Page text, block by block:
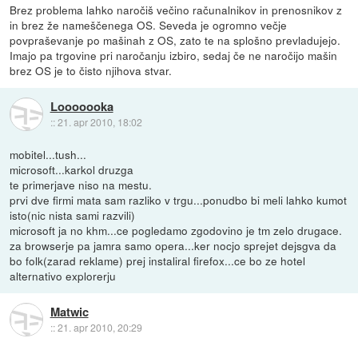
Brez problema lahko naročiš večino računalnikov in prenosnikov z
in brez že nameščenega OS. Seveda je ogromno večje
povpraševanje po mašinah z OS, zato te na splošno prevladujejo.
Imajo pa trgovine pri naročanju izbiro, sedaj če ne naročijo mašin
brez OS je to čisto njihova stvar.
Looooooka
::21. apr 2010, 18:02
mobitel...tush...
microsoft...karkol druzga
te primerjave niso na mestu.
prvi dve firmi mata sam razliko v trgu...ponudbo bi meli lahko kumot
isto(nic nista sami razvili)
microsoft ja no khm...ce pogledamo zgodovino je tm zelo drugace.
za browserje pa jamra samo opera...ker nocjo sprejet dejsgva da
bo folk(zarad reklame) prej instaliral firefox...ce bo ze hotel
alternativo explorerju
Matwic
::21. apr 2010, 20:29